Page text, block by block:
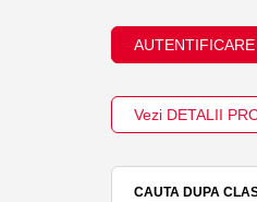
AUTENTIFICARE
Vezi DETALII
CAUTA DUPA